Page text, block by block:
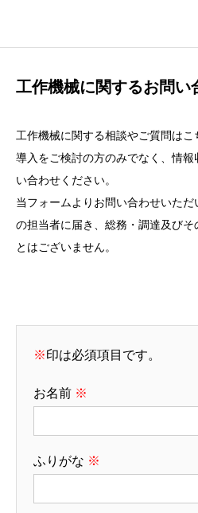
工作機械に関するお問い
工作機械に関する相談やご質問はこ
導入をご検討の方のみでなく、情
い合わせください。
当フォームよりお問い合わせいた
の担当者に届き、総務・調達及びそ
とはございません。
※印は必須項目です。
お名前 ※
ふりがな ※